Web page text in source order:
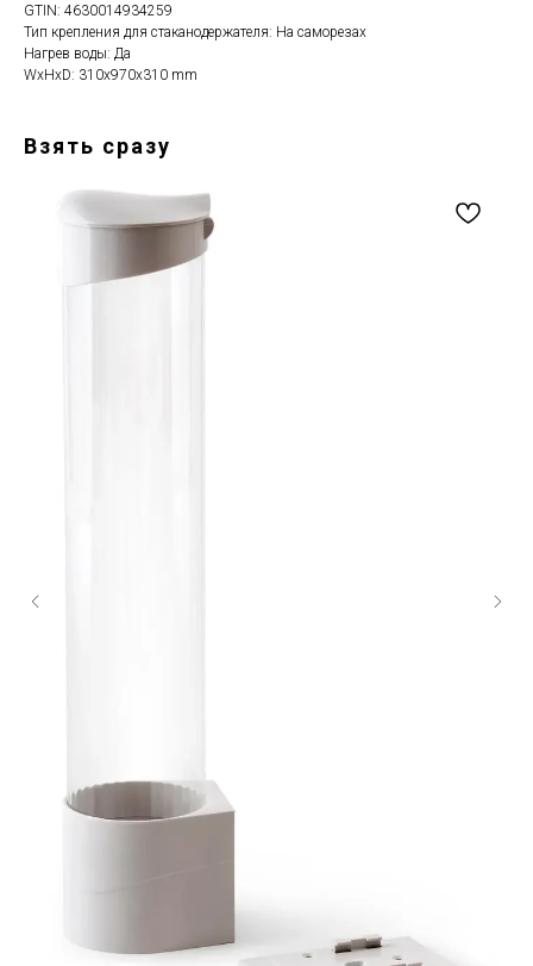
GTIN: 4630014934259
Тип крепления для стаканодержателя: На саморезах
Нагрев воды: Да
WxHxD: 310x970x310 mm
Взять сразу